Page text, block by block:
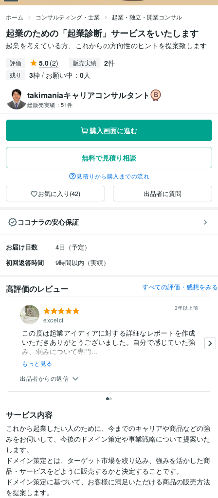
ホーム コンサルティング・士業 起業・独立・開業コンサル
起業のための「起業診断」サービスをいたします
起業を考えている方、これからの方向性のヒントを提案致します
評価 5.0(2) 販売実績 2件
残り 3枠 / お願い中： 0人
takimaniaキャリアコンサルタント
総販売実績： 51件
購入画面に進む
無料で見積り相談
見積りから購入までの流れ
お気に入り(42) 出品者に質問
ココナラの安心保証
お届け日数
4日（予定）
初回返答時間
9時間以内（実績）
高評価のレビュー すべての評価・感想をみる
excelcf
3年以上前
この度は起業アイディアに対する詳細なレポートを作成
いただきありがとうございました。自分で感じていた強
み、弱みについて専門...
もっと見る
出品者からの返信
サービス内容
これから起業したい人のために、今までのキャリアや商品などの強
みをお伺いして、今後のドメイン策定や事業戦略について提案いた
します。
ドメイン策定とは、ターゲット市場を絞り込み、強みを活かした商
品・サービスをどように販売するかと決定することです。
ドメイン策定に基づいて、お客様に満足いただける商品の販売方法
を提案します。